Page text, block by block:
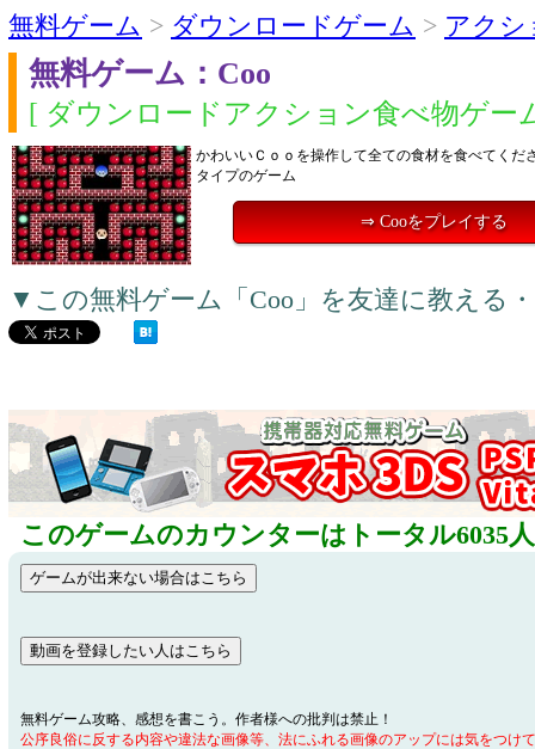
無料ゲーム > ダウンロードゲーム > アクシ
無料ゲーム：Coo
[ ダウンロードアクション食べ物ゲー
かわいいＣｏｏを操作して全ての食材を食べてくだ
タイプのゲーム
⇒ Cooをプレイする
▼この無料ゲーム「Coo」を友達に教える
このゲームのカウンターはトータル6035
無料ゲーム攻略、感想を書こう。作者様への批判は禁止！
公序良俗に反する内容や違法な画像等、法にふれる画像のアップには気をつけ